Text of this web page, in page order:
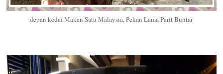
depan kedai Makan Satu Malaysia, Pekan Lama Parit Buntar